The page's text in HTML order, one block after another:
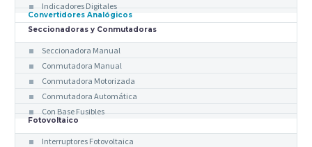
Indicadores Digitales
Convertidores Analógicos
Seccionadoras y Conmutadoras
Seccionadora Manual
Conmutadora Manual
Conmutadora Motorizada
Conmutadora Automática
Con Base Fusibles
Fotovoltaico
Interruptores Fotovoltaica